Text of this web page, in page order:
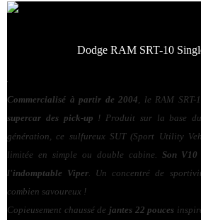
Dodge RAM SRT-10
Commercialisé à partir de 2004, le RAM SRT-
supercar des pick-up ! Produit sur la base
génération, ce sulfureux SUT (Sport Utility
limitée en simple ou double cabine. Son
l'indomptable Viper. Un concentré de
combien savoureux !
Copieusement chaussé de jantes 22 pouces